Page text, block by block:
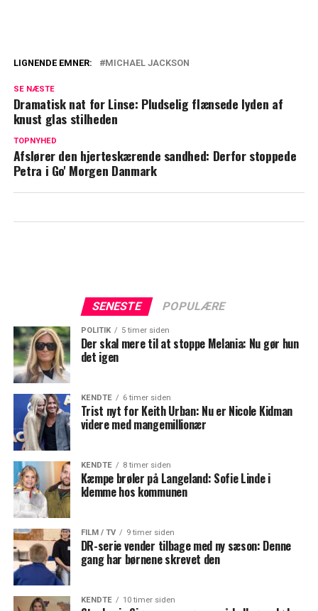
Jacksons ord giver kuldegysninger
Paris Jackson: Reagerer kraftigt på ny
LIGNENDE EMNER: MICHAEL JACKSON
SE NÆSTE
Dramatisk nat for Linse: Pludselig flænsede lyden af
knust glas stilheden
TOPNYHED
Afslører den hjerteskærende sandhed: Derfor stoppede
Petra i Go' Morgen Danmark
SENESTE POPULÆRE
POLITIK 5 timer siden
Der skal mere til at stoppe Melania: Nu gør hun
det igen
KENDTE 6 timer siden
Trist nyt for Keith Urban: Nu er Nicole Kidman
videre med mangemillionær
KENDTE 8 timer siden
Kæmpe brøler på Langeland: Sofie Linde i
klemme hos kommunen
FILM / TV 9 timer siden
DR-serie vender tilbage med ny sæson: Denne
gang har børnene skrevet den
KENDTE 10 timer siden